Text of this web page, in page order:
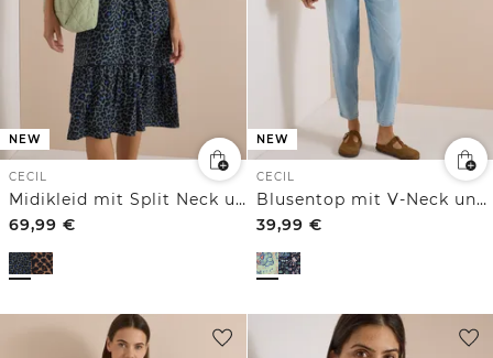
NEW
CECIL
Midikleid mit Split Neck und Print
69,99 €
NEW
CECIL
Blusentop mit V-Neck und Print
39,99 €